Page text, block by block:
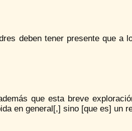
deben tener presente que a
que esta breve
en general[,] sino [que es] un